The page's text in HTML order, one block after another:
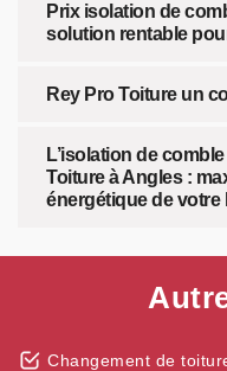
Prix isolation de
solution rentable
Rey Pro Toiture un
L’isolation de
Toiture à Angles :
énergétique de votre
Changement de